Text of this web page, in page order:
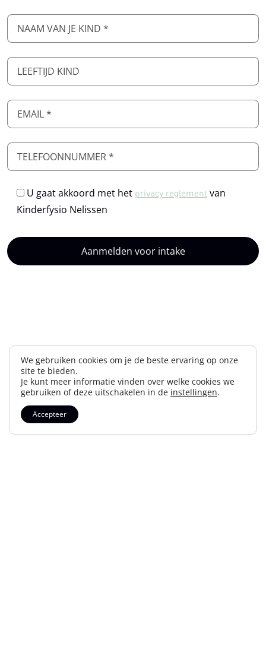
U gaat akkoord met het privacy reglement van
Kinderfysio Nelissen
We gebruiken cookies om je de beste ervaring op onze
site te bieden.
Je kunt meer informatie vinden over welke cookies we
gebruiken of deze uitschakelen in de instellingen.
Accepteer